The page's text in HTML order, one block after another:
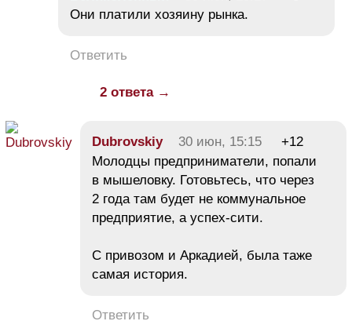
Они платили хозяину рынка.
Ответить
2 ответа →
Dubrovskiy 30 июн, 15:15
+12
Молодцы предприниматели, попали
в мышеловку. Готовьтесь, что через
2 года там будет не коммунальное
предприятие, а успех-сити.
С привозом и Аркадией, была таже
самая история.
Ответить